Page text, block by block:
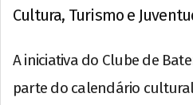
Cultura, Turismo e
A iniciativa do Clube de
parte do calendário